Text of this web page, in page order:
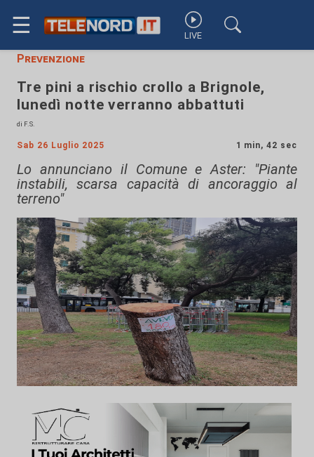
☰ LIVE
Prevenzione
Tre pini a rischio crollo a Brignole,
lunedì notte verranno abbattuti
di F.S.
Sab 26 Luglio 2025 1 min, 42 sec
Lo annunciano il Comune e Aster: "Piante
instabili, scarsa capacità di ancoraggio al
terreno"